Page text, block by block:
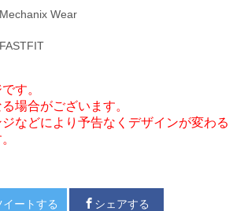
Mechanix Wear
FASTFIT
す。
場合がございます。
などにより予告なくデザインが変わる
イートする シェアする